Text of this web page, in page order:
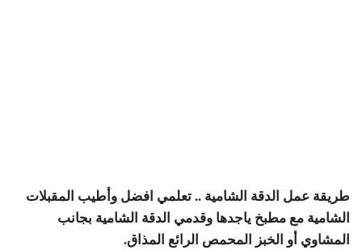
طريقة عمل الدقة الشامية .. تعلمي افضل وأطيب المقبلات
الشامية مع مطبخ ياجدها وقدمي الدقة الشامية بجانب
المشاوي أو الخبز المحمص الرائع المذاق.